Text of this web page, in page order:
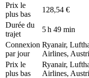
Prix ​​le
plus bas
128,54 €
Durée du
trajet
5 h 49 min
Connexion
par jour
Ryanair,
Airlines,
Prix ​​le
plus bas
Ryanair,
Airlines,